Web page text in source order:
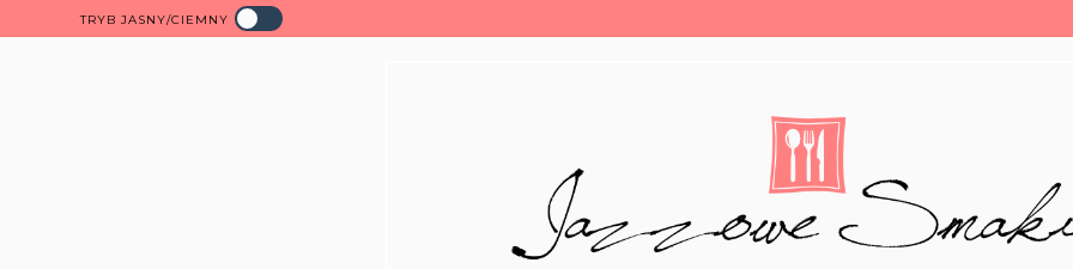
TRYB JASNY/CIEMNY